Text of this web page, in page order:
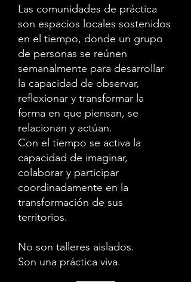
Las comunidades de práctica
son espacios locales sostenidos
en el tiempo, donde un grupo
de personas se reúnen
semanalmente para desarrollar
la capacidad de observar,
reflexionar y transformar la
forma en que piensan, se
relacionan y actúan.
Con el tiempo se activa la
capacidad de imaginar,
colaborar y participar
coordinadamente en la
transformación de sus
territorios.
No son talleres aislados.
Son una práctica viva.